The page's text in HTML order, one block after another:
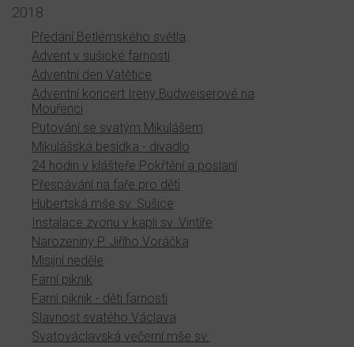
2018
Předání Betlémského světla
Advent v sušické farnosti
Adventní den Vatětice
Adventní koncert Ireny Budweiserové na
Mouřenci
Putování se svatým Mikulášem
Mikulášská besídka - divadlo
24 hodin v klášteře Pokřtění a poslaní
Přespávání na faře pro děti
Hubertská mše sv. Sušice
Instalace zvonu v kapli sv. Vintíře
Narozeniny P. Jiřího Voráčka
Misijní neděle
Farní piknik
Farní piknik - děti farnosti
Slavnost svatého Václava
Svatováclavská večerní mše sv.